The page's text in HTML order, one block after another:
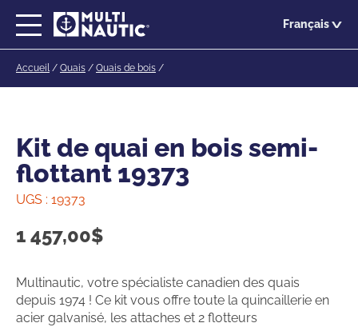
Français
Accueil/ Quais / Quais de bois /
Kit de quai en bois semi-
flottant 19373
UGS : 19373
1 457,00$
Multinautic, votre spécialiste canadien des quais
depuis 1974 ! Ce kit vous offre toute la quincaillerie en
acier galvanisé, les attaches et 2 flotteurs